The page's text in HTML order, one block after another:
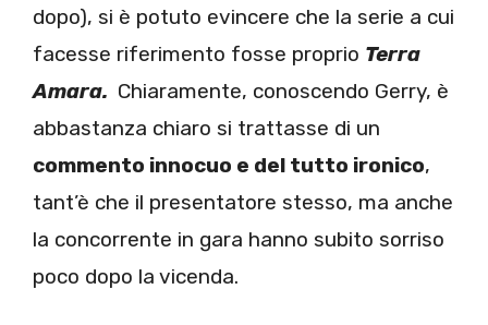
dopo), si è potuto evincere che la serie a cui
facesse riferimento fosse proprio Terra
Amara. Chiaramente, conoscendo Gerry, è
abbastanza chiaro si trattasse di un
commento innocuo e del tutto ironico,
tant’è che il presentatore stesso, ma anche
la concorrente in gara hanno subito sorriso
poco dopo la vicenda.